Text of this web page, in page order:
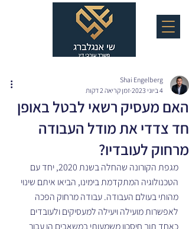
האם מעסיק רשאי לבטל באופן
חד צדדי את מודל העבודה
מרחוק לעובדיו?
Shai Engelberg
4 ביוני 2023
זמן קריאה 2 דקות
מגפת הקורונה שהחלה בשנת 2020, יחד עם
הטכנולוגיה המתקדמת בימינו, הביאו איתם שינוי
מהותי בעולם העבודה. עבודה מרחוק הפכה
לאפשרות מועילה ויעילה למעסיקים ולעובדים
כאחד תוך חיסכון משמעותי במשאבים הן עבור